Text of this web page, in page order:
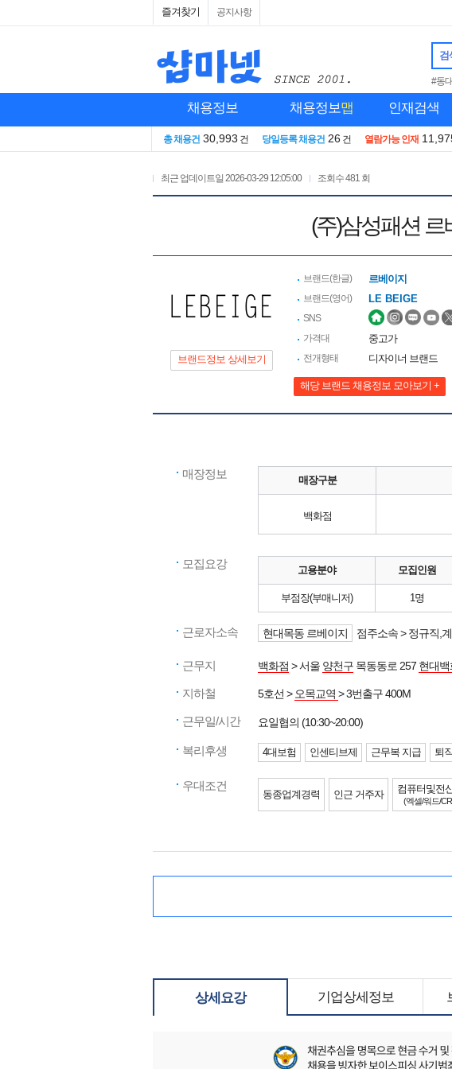
즐겨찾기 공지사항
검
#동
채용정보 채용정보맵 인재검색
총 채용건 30,993 건 당일등록 채용건 26 건 열람가능 인재
최근 업데이트일 2026-03-29 12:05:00 조회수481 회
(주)삼성패션
브랜드정보 상세보기
브랜드(한글) 르베이지
브랜드(영어) LE BEIGE
SNS
가격대
중고가
전개형태 디자이너 브랜드
해당 브랜드 채용정보 모아보기 +
매장정보 매장구분
백화점
모집요강 고용분야 모집인원
부점장(부매니저) 1명
근로자소속 현대목동 르베이지 점주소속 > 정규직,
근무지 백화점 > 서울 양천구 목동동로 257 현대
지하철 5호선 > 오목교역 > 3번출구 400M
근무일/시간 요일협의 (10:30~20:00)
복리후생 4대보험 인센티브제 근무복 지급 퇴
우대조건
동종업계경력 인근 거주자 컴퓨터및전
(엑셀/워드/
상세요강 기업상세정보